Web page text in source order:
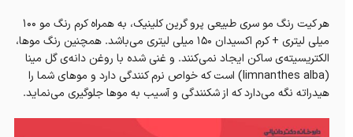
هر کيت رنگ مو سری طبیعی پرو گرين کلینیک، به همراه کرم رنگ مو ۱۰۰
میلی لیتری + کرم اکسیدان ۱۵۰ میلی لیتری می‌باشد. همچنین رنگ موها،
الکتریسیته‌ی ساکن ایجاد نمی‌کنند. و غنی شده با روغن دانه‌ی گل مینا
(limnanthes alba) است که خواص نرم کنندگی دارد و موهای شما را
هیدراته نگه می‌دارد که از شکنندگی و آسیب به موها جلوگیری می‌نماید.